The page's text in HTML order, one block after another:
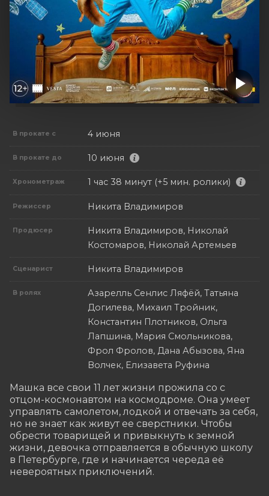
В прокате с 4 июня
В прокате до 10 июня
Хронометраж 1 час 38 минут (+5 мин. ролики)
Режиссер Никита Владимиров
Продюсер
Никита Владимиров, Николай
Костомаров, Николай Артемьев
Сценарист Никита Владимиров
В ролях
Азарелль Сенлис Ляфёй, Татьяна
Догилева, Михаил Тройник,
Константин Плотников, Ольга
Лапшина, Мария Смольникова,
Фрол Фролов, Дана Абызова, Яна
Волчек, Елизавета Руфина
Машка все свои 11 лет жизни прожила со с
отцом-космонавтом на космодроме. Она умеет
управлять самолетом, лодкой и отвечать за себя,
но не знает как живут ее сверстники. Чтобы
обрести товарищей и привыкнуть к земной
жизни, девочка отправляется в обычную школу
в Петербурге, где и начинается череда её
невероятных приключений.